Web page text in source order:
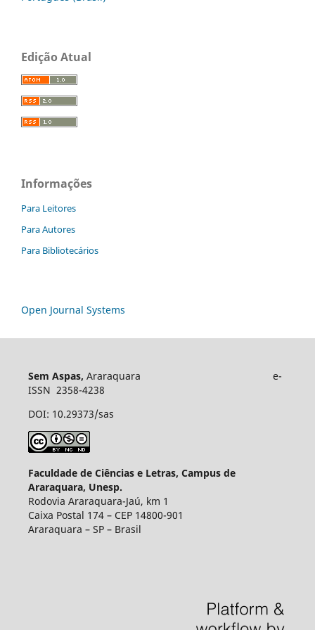
Edição Atual
Informações
Para Leitores
Para Autores
Para Bibliotecários
Open Journal Systems
Sem Aspas, Araraquara e-
ISSN 2358-4238
DOI: 10.29373/sas
Faculdade de Ciências e Letras, Campus de
Araraquara, Unesp.
Rodovia Araraquara-Jaú, km 1
Caixa Postal 174 – CEP 14800-901
Araraquara – SP – Brasil